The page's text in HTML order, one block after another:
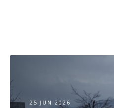
25 JUN 2026